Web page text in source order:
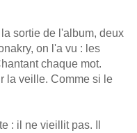
sortie de l'album, deux
on l'a vu : les
chaque mot.
la veille. Comme si le
: il ne vieillit pas. Il